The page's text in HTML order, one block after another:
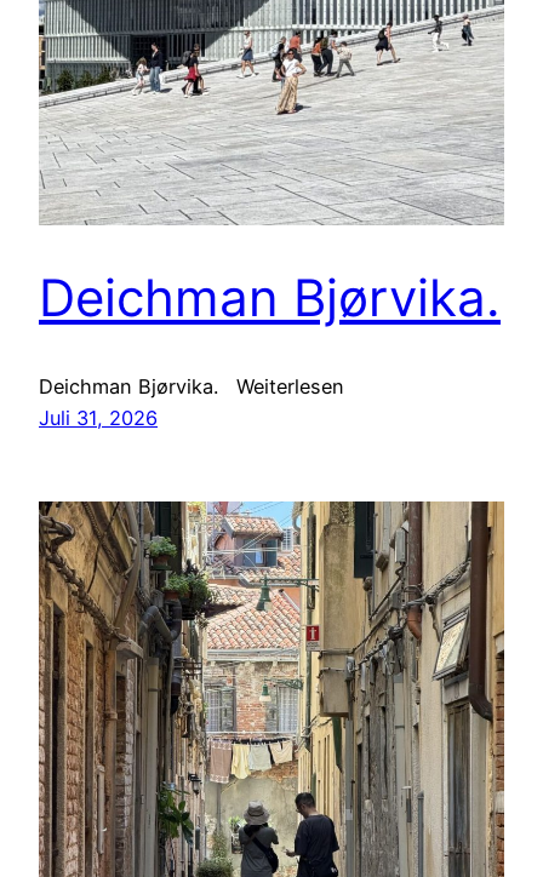
Deichman Bjørvika.
Deichman Bjørvika. Weiterlesen
Juli 31, 2026